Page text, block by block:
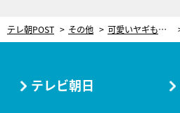
テレ朝POST その他 可愛いヤギも！南アルプス「小野洋蘭果樹園」でさくらんぼ狩り開催中
テレビ朝日